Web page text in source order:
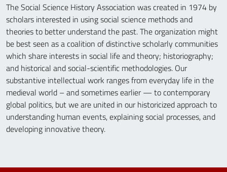
The Social Science History Association was created in 1974 by
scholars interested in using social science methods and
theories to better understand the past. The organization might
be best seen as a coalition of distinctive scholarly communities
which share interests in social life and theory; historiography;
and historical and social-scientific methodologies. Our
substantive intellectual work ranges from everyday life in the
medieval world – and sometimes earlier — to contemporary
global politics, but we are united in our historicized approach to
understanding human events, explaining social processes, and
developing innovative theory.